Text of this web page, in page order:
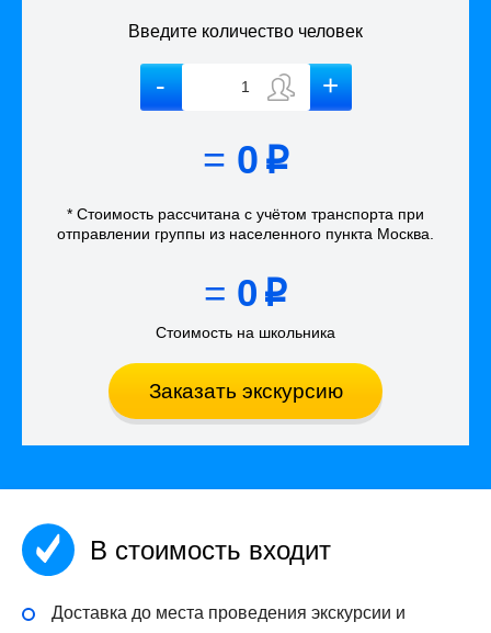
Введите количество человек
= 0 p
* Стоимость рассчитана с учётом транспорта при
отправлении группы из населенного пункта Москва
= 0 p
Стоимость на школьника
Заказать экскурсию
В стоимость входит
Доставка до места проведения экскурсии и